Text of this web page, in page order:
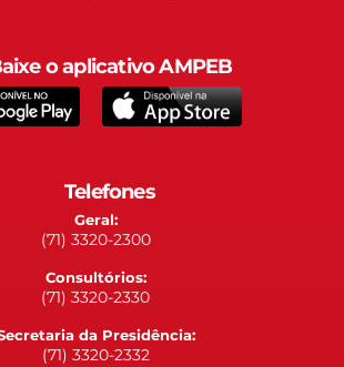
o aplicativo AMPEB
Telefones
Geral:
(71) 3320-2300
Consultórios:
(71) 3320-2330
da Presidência:
(71) 3320-2332